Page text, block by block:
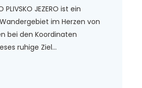
PLIVSKO JEZERO ist ein
im Herzen von
bei den Koordinaten
ruhige Ziel...